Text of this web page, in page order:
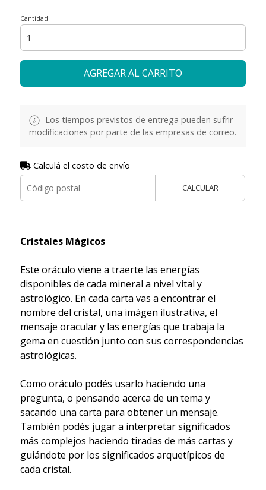
Cantidad
AGREGAR AL CARRITO
Los tiempos previstos de entrega pueden sufrir
modificaciones por parte de las empresas de correo.
Calculá el costo de envío
CALCULAR
Cristales Mágicos
Este oráculo viene a traerte las energías
disponibles de cada mineral a nivel vital y
astrológico. En cada carta vas a encontrar el
nombre del cristal, una imágen ilustrativa, el
mensaje oracular y las energías que trabaja la
gema en cuestión junto con sus correspondencias
astrológicas.
Como oráculo podés usarlo haciendo una
pregunta, o pensando acerca de un tema y
sacando una carta para obtener un mensaje.
También podés jugar a interpretar significados
más complejos haciendo tiradas de más cartas y
guiándote por los significados arquetípicos de
cada cristal.